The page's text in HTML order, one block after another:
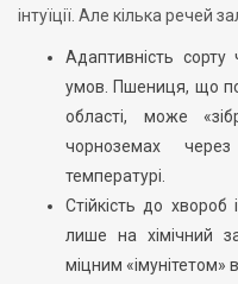
інтуїції. Але кілька речей
Адаптивність
умов. Пшениця, що
області, може
чорноземах
температурі.
Стійкість до хвороб
лише на хімічний
міцним «імунітетом»